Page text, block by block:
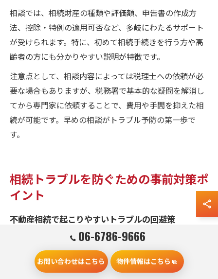
相談では、相続財産の種類や評価額、申告書の作成方
法、控除・特例の適用可否など、多岐にわたるサポート
が受けられます。特に、初めて相続手続きを行う方や高
齢者の方にも分かりやすい説明が特徴です。
注意点として、相談内容によっては税理士への依頼が必
要な場合もありますが、税務署で基本的な疑問を解消し
てから専門家に依頼することで、費用や手間を抑えた相
続が可能です。早めの相談がトラブル予防の第一歩で
す。
相続トラブルを防ぐための事前対策ポ
イント
不動産相続で起こりやすいトラブルの回避策
不動産相続では、名義変更の遅れや相続人同士の認識違
い、税申告のミスなど、さまざまなトラブルが発生しや
すい傾向があります。特に大阪府門真市では土地や建物
06-6786-9666
お問い合わせはこちら 物件情報はこちら